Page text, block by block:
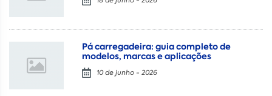
Pá carregadeira: guia completo de
modelos, marcas e aplicações
10 de junho - 2026